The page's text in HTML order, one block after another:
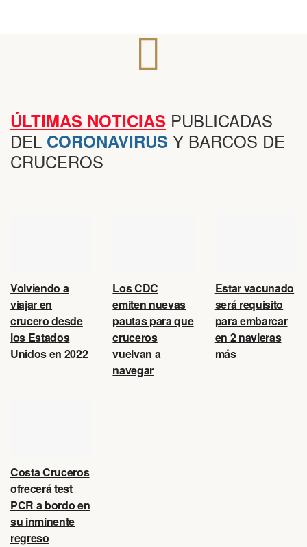
ÚLTIMAS NOTICIAS PUBLICADAS
DEL CORONAVIRUS Y BARCOS DE
CRUCEROS
Volviendo a
viajar en
crucero desde
los Estados
Unidos en 2022
Los CDC
emiten nuevas
pautas para que
cruceros
vuelvan a
navegar
Estar vacunado
será requisito
para embarcar
en 2 navieras
más
Costa Cruceros
ofrecerá test
PCR a bordo en
su inminente
regreso